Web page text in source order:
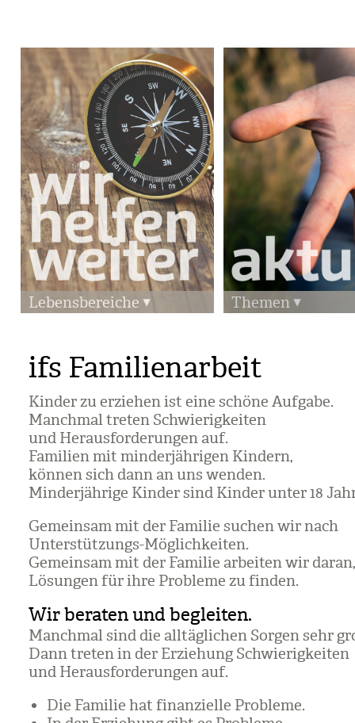
Lebensbereiche Themen
ifs Familienarbeit
Kin­der zu erzie­hen ist eine schöne Auf­gabe.
Manch­mal tre­ten Schwie­rig­kei­ten
und Her­aus­for­de­run­gen auf.
Fami­lien mit min­der­jäh­ri­gen Kin­dern,
kön­nen sich dann an uns wen­den.
Min­der­jäh­rige Kin­der sind Kin­der unter 18
Gemein­sam mit der Fami­lie suchen wir nach
Unter­stüt­zungs-Mög­lich­kei­ten.
Gemein­sam mit der Fami­lie arbei­ten wir daran,
Lösun­gen für ihre Pro­bleme zu fin­den.
Wir beraten und begleiten.
Manch­mal sind die all­täg­li­chen Sor­gen sehr
Dann tre­ten in der Erzie­hung Schwie­rig­kei­ten
und Her­aus­for­de­run­gen auf.
Die Fami­lie hat finan­zi­elle Pro­bleme.